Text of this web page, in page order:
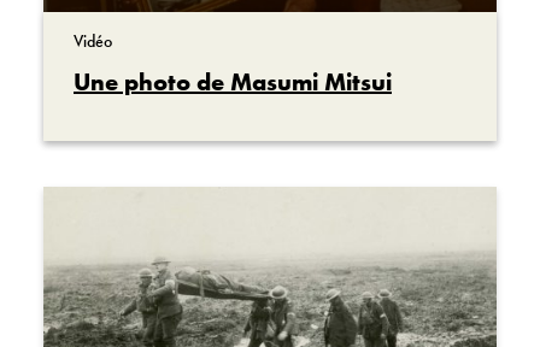
Vidéo
Une photo de Masumi Mitsui